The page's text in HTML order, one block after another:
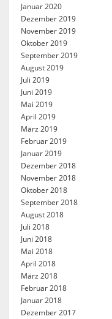
Januar 2020
Dezember 2019
November 2019
Oktober 2019
September 2019
August 2019
Juli 2019
Juni 2019
Mai 2019
April 2019
März 2019
Februar 2019
Januar 2019
Dezember 2018
November 2018
Oktober 2018
September 2018
August 2018
Juli 2018
Juni 2018
Mai 2018
April 2018
März 2018
Februar 2018
Januar 2018
Dezember 2017